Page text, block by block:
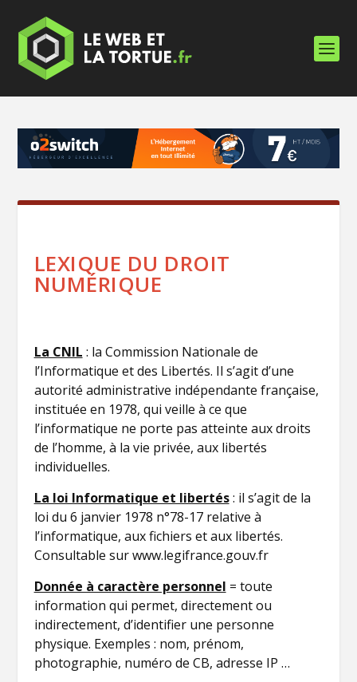
LEXIQUE DU DROIT
NUMÉRIQUE
La CNIL : la Commission Nationale de
l’Informatique et des Libertés. Il s’agit d’une
autorité administrative indépendante française,
instituée en 1978, qui veille à ce que
l’informatique ne porte pas atteinte aux droits
de l’homme, à la vie privée, aux libertés
individuelles.
La loi Informatique et libertés: il s’agit de la
loi du 6 janvier 1978 n°78-17 relative à
l’informatique, aux fichiers et aux libertés.
Consultable sur www.legifrance.gouv.fr
Donnée à caractère personnel = toute
information qui permet, directement ou
indirectement, d’identifier une personne
physique. Exemples : nom, prénom,
photographie, numéro de CB, adresse IP …